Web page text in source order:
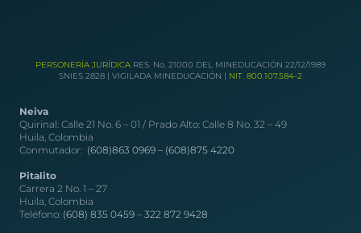
PERSONERÍA JURÍDICA RES. No. 21000 DEL MINEDUCACIÓN 22/12/1989
SNIES 2828 | VIGILADA MINEDUCACIÓN | NIT. 800.107.584-2
Neiva
Quirinal: Calle 21 No. 6 – 01 / Prado Alto: Calle 8 No. 32 – 49
Huila, Colombia
Conmutador: (608)863 0969 – (608)875 4220
Pitalito
Carrera 2 No. 1 – 27
Huila, Colombia
Teléfono: (608) 835 0459 – 322 872 9428